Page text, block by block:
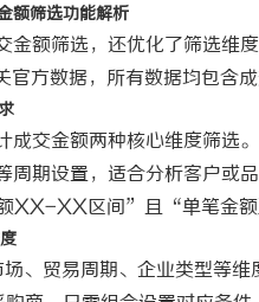
额筛选功能解析
金额筛选，还优化了筛选维
方数据，所有数据均包含
成交金额两种核心维度筛选
周期设置，适合分析客户或
额XX-XX区间”且“单笔金
、贸易周期、企业类型等